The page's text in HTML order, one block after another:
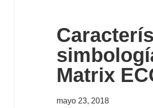
Matrix
mayo 23, 2018